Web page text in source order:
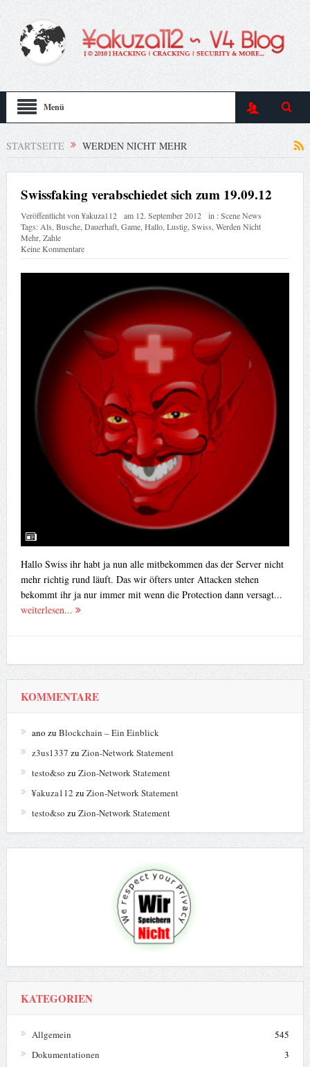
Menü
STARTSEITE WERDEN NICHT MEHR
Swissfaking verabschiedet sich zum 19.09.12
Veröffentlicht von¥akuza112 am 12. September 2012 in :Scene News
Tags: Als Busche, Dauerhaft, Game, Hallo, Lustig, Swiss Werden Nicht
Mehr, Zahle
Keine Kommentare
Hallo Swiss ihr habt ja nun alle mitbekommen das der Server nicht
mehr richtig rund läuft. Das wir öfters unter Attacken stehen
bekommt ihr ja nur immer mit wenn die Protection dann versagt...
weiterlesen...
KOMMENTARE
ano zu Blockchain – Ein Einblick
z3us1337 zu Zion-Network Statement
testo&so zu Zion-Network Statement
¥akuza112 zu Zion-Network Statement
testo&so zu Zion-Network Statement
KATEGORIEN
Allgemein
545
Dokumentationen
3